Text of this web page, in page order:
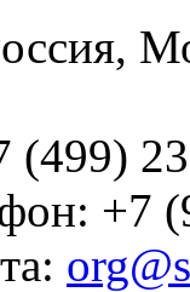
(499)
+7